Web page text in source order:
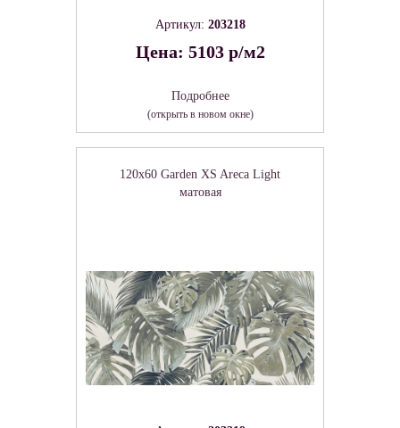
Артикул: 203218
Цена: 5103 р/м2
Подробнее
(открыть в новом окне)
120x60 Garden XS Areca Light
матовая